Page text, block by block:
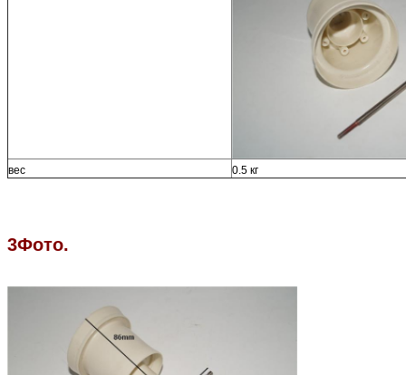
вес 0.5 кг
3Фото.